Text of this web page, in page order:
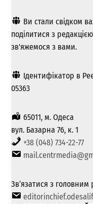
Ви стали свідком
поділитися з
зв'яжемося з вами.
Ідентифікатор в
05363
65011, м. Одеса
вул. Базарна 76, к. 1
+38 (048) 734-22-77
Зв’язатися з